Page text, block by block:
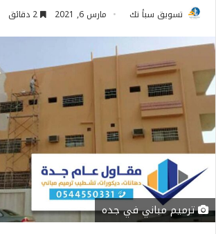
تسويق سبأ تك مارس 6, 2021
ترميم مباني في جده